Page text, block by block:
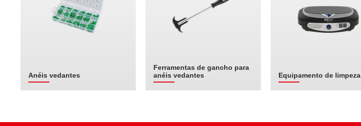
Anéis vedantes
Ferramentas de gancho para
anéis vedantes
Equipamento de limpeza